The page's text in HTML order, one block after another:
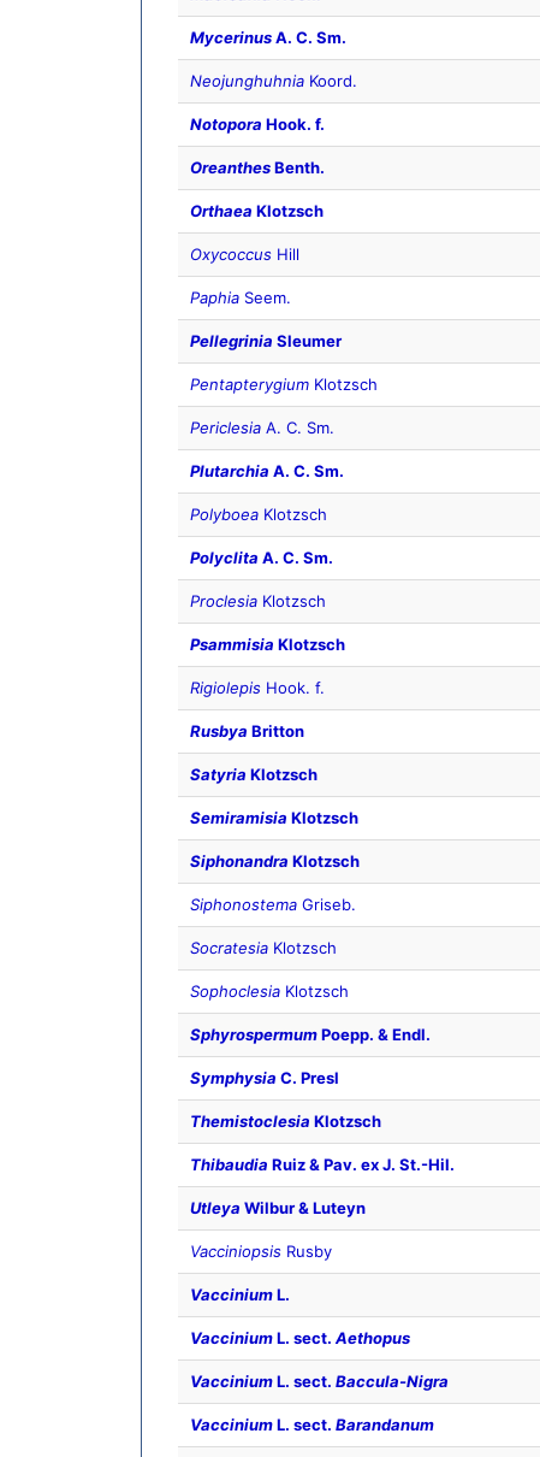
MycerinusA. C. Sm.
Neojunghuhnia Koord.
Notopora Hook. f.
OreanthesBenth.
Orthaea Klotzsch
Oxycoccus Hill
Paphia Seem.
Pellegrinia Sleumer
Pentapterygium Klotzsch
Periclesia A. C. Sm.
Plutarchia A. C. Sm.
Polyboea Klotzsch
Polyclita A. C. Sm.
Proclesia Klotzsch
Psammisia Klotzsch
Rigiolepis Hook. f.
Rusbya Britton
Satyria Klotzsch
Semiramisia Klotzsch
Siphonandra Klotzsch
Siphonostema Griseb.
Socratesia Klotzsch
Sophoclesia Klotzsch
SphyrospermumPoepp. & Endl.
Symphysia C. Presl
Themistoclesia Klotzsch
Thibaudia Ruiz & Pav. ex J. St.-Hil.
Utleya Wilbur & Luteyn
Vacciniopsis Rusby
VacciniumL.
VacciniumL. sect. Aethopus
VacciniumL. sect. Baccula-Nigra
VacciniumL. sect. Barandanum